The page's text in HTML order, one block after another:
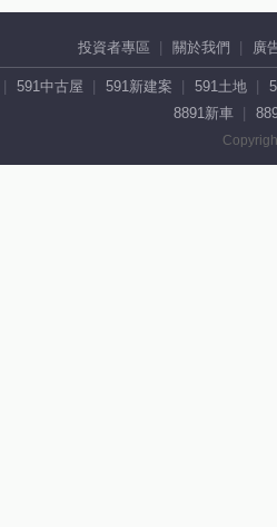
投資者專區 關於我們 廣
591中古屋 591新建案 591土地
8891新車